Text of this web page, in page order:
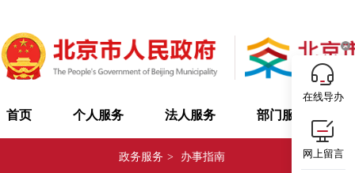
首页 个人服务 法人服务 部门服务
政务服务 > 办事指南
在线导办
网上留言